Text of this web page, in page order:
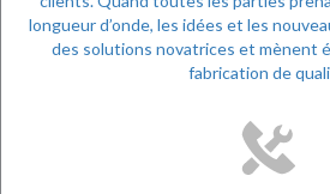
longueur d’onde, les idées et les
des solutions novatrices et mènent
fabrication de